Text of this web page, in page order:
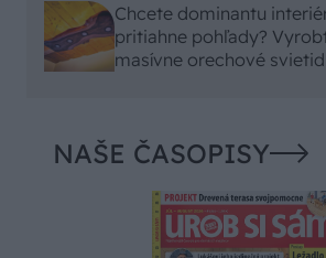
Chcete dominantu
pritiahne pohľady?
masívne orechové
NAŠE ČASOPISY